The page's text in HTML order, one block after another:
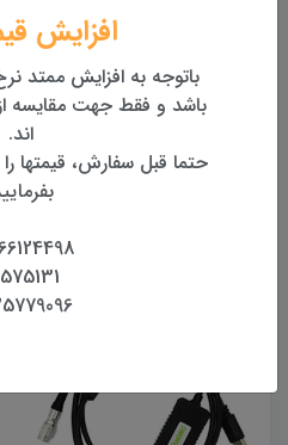
تضمین اصالت و
همراه با گارانتی معتبر
بازگشت وجه بدون قید و
افزایش
باتوجه به افزایش ممتد
باشد و فقط جهت مقایسه
اند.
حتما قبل سفارش، قیمتها